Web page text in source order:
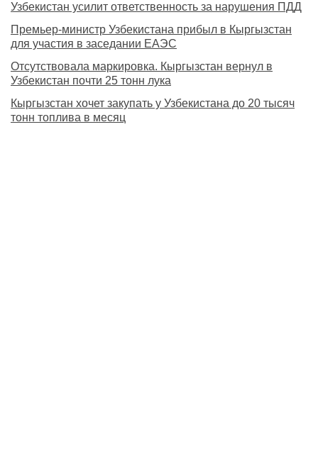
Узбекистан усилит ответственность за нарушения ПДД
Премьер-министр Узбекистана прибыл в Кыргызстан
для участия в заседании ЕАЭС
Отсутствовала маркировка. Кыргызстан вернул в
Узбекистан почти 25 тонн лука
Кыргызстан хочет закупать у Узбекистана до 20 тысяч
тонн топлива в месяц